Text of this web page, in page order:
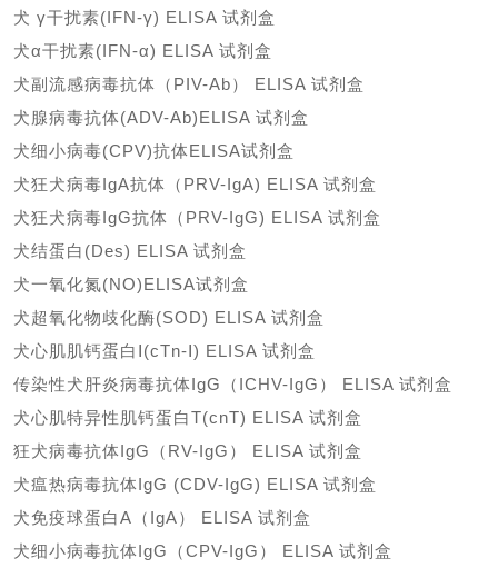
犬 γ干扰素(IFN-γ) ELISA 试剂盒
犬α干扰素(IFN-α) ELISA 试剂盒
犬副流感病毒抗体（ PIV-Ab） ELISA 试剂盒
犬腺病毒抗体(ADV-Ab)ELISA 试剂盒
犬细小病毒(CPV)抗体ELISA试剂盒
犬狂犬病毒IgA抗体（PRV-IgA) ELISA 试剂盒
犬狂犬病毒IgG抗体（PRV-IgG) ELISA 试剂盒
犬结蛋白 (Des) ELISA 试剂盒
犬一氧化氮(NO)ELISA试剂盒
犬超氧化物歧化酶(SOD) ELISA 试剂盒
犬心肌肌钙蛋白 Ⅰ(cTn-Ⅰ) ELISA 试剂盒
传染性犬肝炎病毒抗体IgG（ICHV-IgG） ELISA 试剂盒
犬心肌特异性肌钙蛋白T(cnT) ELISA 试剂盒
狂犬病毒抗体IgG（RV-IgG） ELISA 试剂盒
犬瘟热病毒抗体IgG (CDV-IgG) ELISA 试剂盒
犬免疫球蛋白A（IgA） ELISA 试剂盒
犬细小病毒抗体IgG（CPV-IgG） ELISA 试剂盒